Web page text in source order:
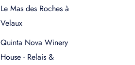
Le Mas des Roches à
Velaux
Quinta Nova Winery
House - Relais &